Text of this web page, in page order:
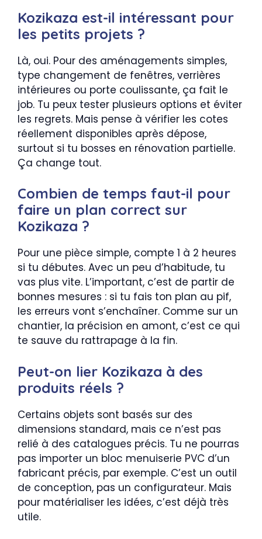
Kozikaza est-il intéressant pour
les petits projets ?
Là, oui. Pour des aménagements simples,
type changement de fenêtres, verrières
intérieures ou porte coulissante, ça fait le
job. Tu peux tester plusieurs options et éviter
les regrets. Mais pense à vérifier les cotes
réellement disponibles après dépose,
surtout si tu bosses en rénovation partielle.
Ça change tout.
Combien de temps faut-il pour
faire un plan correct sur
Kozikaza ?
Pour une pièce simple, compte 1 à 2 heures
si tu débutes. Avec un peu d’habitude, tu
vas plus vite. L’important, c’est de partir de
bonnes mesures : si tu fais ton plan au pif,
les erreurs vont s’enchaîner. Comme sur un
chantier, la précision en amont, c’est ce qui
te sauve du rattrapage à la fin.
Peut-on lier Kozikaza à des
produits réels ?
Certains objets sont basés sur des
dimensions standard, mais ce n’est pas
relié à des catalogues précis. Tu ne pourras
pas importer un bloc menuiserie PVC d’un
fabricant précis, par exemple. C’est un outil
de conception, pas un configurateur. Mais
pour matérialiser les idées, c’est déjà très
utile.